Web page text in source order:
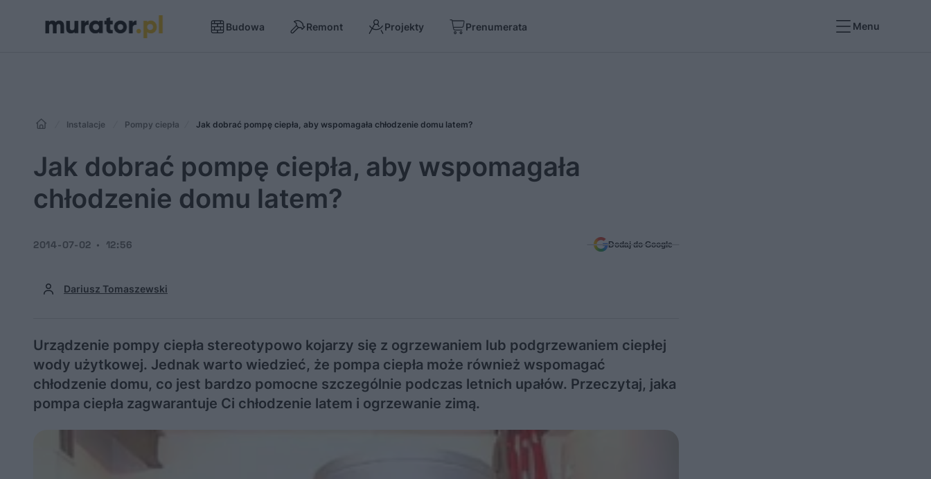
Budowa Remont Projekty Prenumerata Menu
Instalacje Pompy ciepła Jak dobrać pompę ciepła, aby wspomagała chłodzenie domu latem?
Jak dobrać pompę ciepła, aby wspomagała
chłodzenie domu latem?
Dariusz Tomaszewski
2014-07-02 12:56 Dodaj do Google
Urządzenie pompy ciepła stereotypowo kojarzy się z ogrzewaniem lub podgrzewaniem ciepłej
wody użytkowej. Jednak warto wiedzieć, że pompa ciepła może również wspomagać
chłodzenie domu, co jest bardzo pomocne szczególnie podczas letnich upałów. Przeczytaj, jaka
pompa ciepła zagwarantuje Ci chłodzenie latem i ogrzewanie zimą.